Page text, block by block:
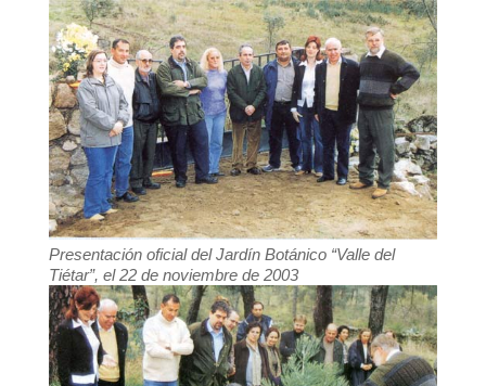
Presentación oficial del Jardín Botánico “Valle del
Tiétar”, el 22 de noviembre de 2003